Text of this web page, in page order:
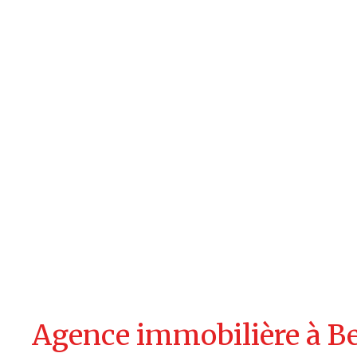
Agence immobilière à